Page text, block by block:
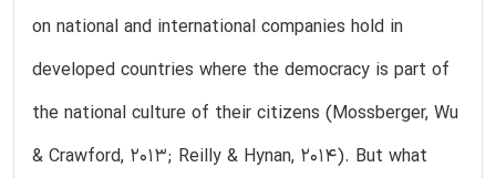
on national and international companies hold in
developed countries where the democracy is part of
the national culture of their citizens (Mossberger, Wu
& Crawford, 2013; Reilly & Hynan, 2014). But what